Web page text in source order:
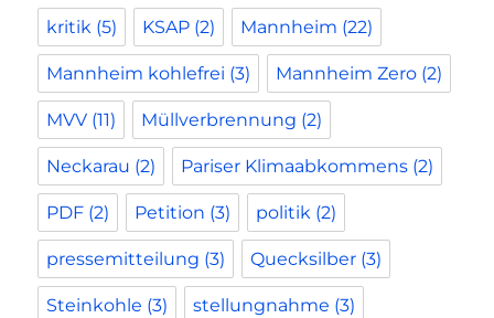
kritik (5) KSAP (2) Mannheim (22)
Mannheim kohlefrei (3) Mannheim Zero (2)
MVV (11) Müllverbrennung (2)
Neckarau (2) Pariser Klimaabkommens (2)
PDF (2) Petition (3) politik (2)
pressemitteilung (3) Quecksilber (3)
Steinkohle (3) stellungnahme (3)